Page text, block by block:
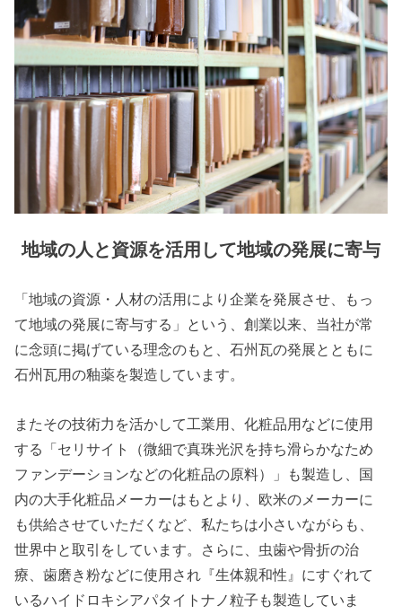
地域の人と資源を活用して地域の発展に寄与
「地域の資源・人材の活用により企業を発展させ、もっ
て地域の発展に寄与する」という、創業以来、当社が常
に念頭に掲げている理念のもと、石州瓦の発展とともに
石州瓦用の釉薬を製造しています。
またその技術力を活かして工業用、化粧品用などに使用
する「セリサイト（微細で真珠光沢を持ち滑らかなため
ファンデーションなどの化粧品の原料）」も製造し、国
内の大手化粧品メーカーはもとより、欧米のメーカーに
も供給させていただくなど、私たちは小さいながらも、
世界中と取引をしています。さらに、虫歯や骨折の治
療、歯磨き粉などに使用され『生体親和性』にすぐれて
いるハイドロキシアパタイトナノ粒子も製造していま